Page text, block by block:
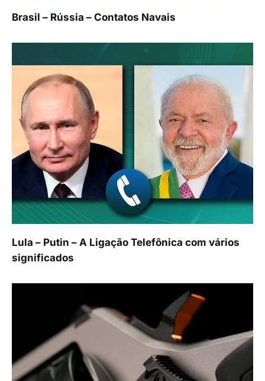
Brasil – Rússia – Contatos Navais
Lula – Putin – A Ligação Telefônica com vários
significados